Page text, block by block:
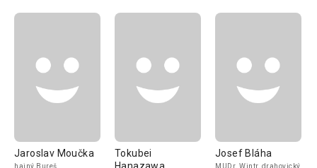
Jaroslav Moučka
hajný Bureš
Tokubei
Josef Bláha
MUDr. Wintr, drahovický